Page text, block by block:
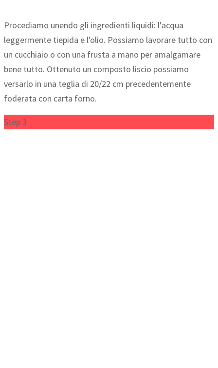
Procediamo unendo gli ingredienti liquidi: l'acqua
leggermente tiepida e l'olio. Possiamo lavorare tutto con
un cucchiaio o con una frusta a mano per amalgamare
bene tutto. Ottenuto un composto liscio possiamo
versarlo in una teglia di 20/22 cm precedentemente
foderata con carta forno.
Step 3